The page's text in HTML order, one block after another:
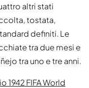
altri stati
tostata,
definiti. Le
tra due mesi e
tra uno e tre anni.
1942 FIFA World